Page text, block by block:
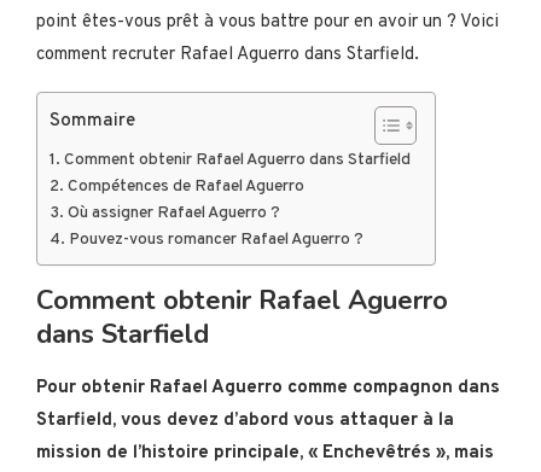
point êtes-vous prêt à vous battre pour en avoir un ? Voici
comment recruter Rafael Aguerro dans Starfield.
Sommaire
Comment obtenir Rafael Aguerro dans Starfield
Compétences de Rafael Aguerro
Où assigner Rafael Aguerro ?
Pouvez-vous romancer Rafael Aguerro ?
Comment obtenir Rafael Aguerro
dans Starfield
Pour obtenir Rafael Aguerro comme compagnon dans
Starfield, vous devez d’abord vous attaquer à la
mission de l’histoire principale, « Enchevêtrés », mais